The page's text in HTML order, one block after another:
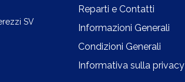
SV
Reparti e Contatti
Informazioni Generali
Condizioni Generali
Informativa sulla privacy